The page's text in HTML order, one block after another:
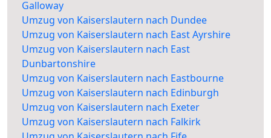
Galloway
Umzug von Kaiserslautern nach Dundee
Umzug von Kaiserslautern nach East Ayrshire
Umzug von Kaiserslautern nach East
Dunbartonshire
Umzug von Kaiserslautern nach Eastbourne
Umzug von Kaiserslautern nach Edinburgh
Umzug von Kaiserslautern nach Exeter
Umzug von Kaiserslautern nach Falkirk